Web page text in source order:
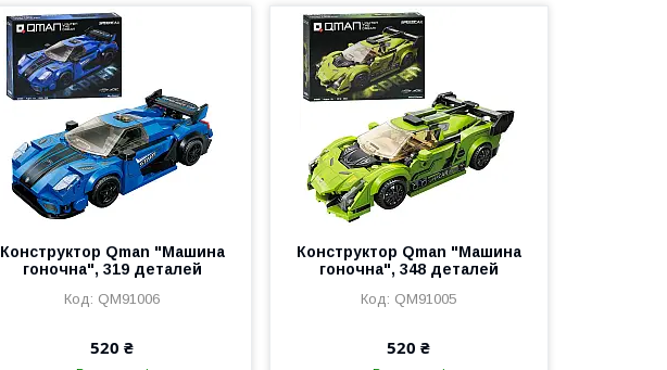
Конструктор Qman "Машина
гоночна", 319 деталей
QM91006
520 ₴
Конструктор Qman "Машина
гоночна", 348 деталей
QM91005
520 ₴